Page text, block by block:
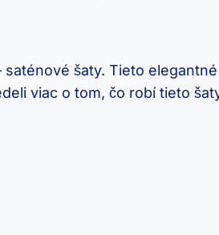
šaty. Tieto
viac o tom, čo robí tieto